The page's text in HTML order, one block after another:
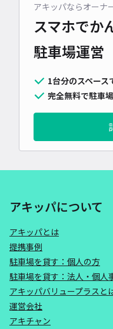
アキッパならオーナ
スマホでか
駐車場運営
1台分のスペー
完全無料で駐車
アキッパについて
アキッパとは
提携事例
駐車場を貸す：個人の方
駐車場を貸す：法人・個人
アキッパバリュープラスと
運営会社
アキチャン